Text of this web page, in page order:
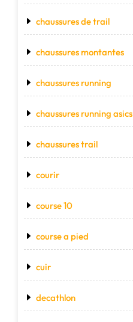
chaussures de trail
chaussures montantes
chaussures running
chaussures running asics
chaussures trail
courir
course 10
course a pied
cuir
decathlon